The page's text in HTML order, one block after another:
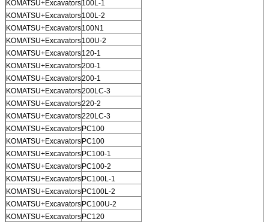
KOMATSU+Excavators100L-1
KOMATSU+Excavators100L-2
KOMATSU+Excavators100N1
KOMATSU+Excavators100U-2
KOMATSU+Excavators120-1
KOMATSU+Excavators200-1
KOMATSU+Excavators200-1
KOMATSU+Excavators200LC-3
KOMATSU+Excavators220-2
KOMATSU+Excavators220LC-3
KOMATSU+ExcavatorsPC100
KOMATSU+ExcavatorsPC100
KOMATSU+ExcavatorsPC100-1
KOMATSU+ExcavatorsPC100-2
KOMATSU+ExcavatorsPC100L-1
KOMATSU+ExcavatorsPC100L-2
KOMATSU+ExcavatorsPC100U-2
KOMATSU+ExcavatorsPC120